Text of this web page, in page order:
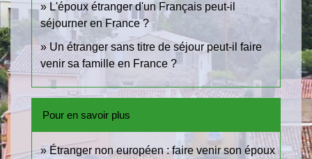
L'époux étranger d'un Français peut-il
séjourner en France ?
Un étranger sans titre de séjour peut-il faire
venir sa famille en France ?
Pour en savoir plus
Étranger non européen : faire venir son époux